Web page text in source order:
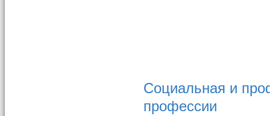
Социальная и
профессии